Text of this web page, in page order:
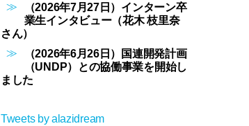
（2026年7月27日）インターン卒
業生インタビュー（花木 枝里奈
さん）
（2026年6月26日）国連開発計画
（UNDP）との協働事業を開始し
ました
Tweets by alazidream